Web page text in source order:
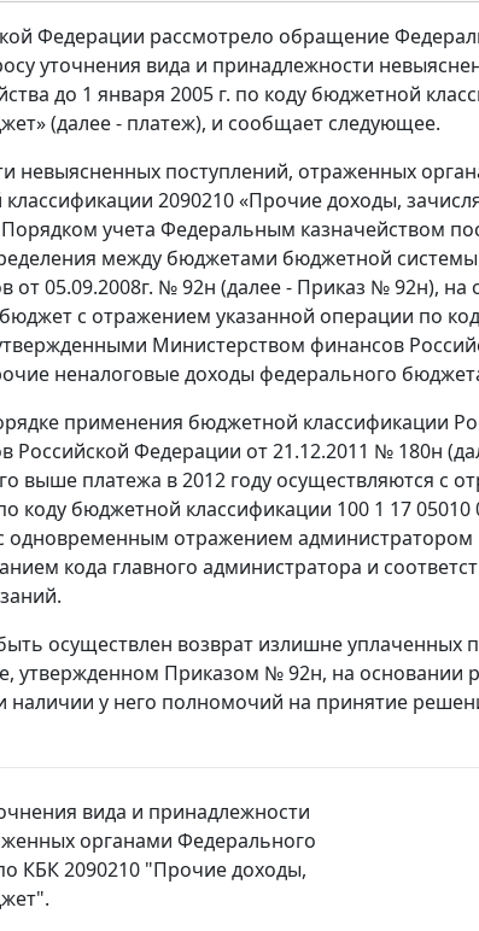
Федерации рассмотрело обращение
уточнения вида и принадлежности
до 1 января 2005 г. по коду бюджетной
(далее - платеж), и сообщает следующее.
невыясненных поступлений, отраженных
классификации 2090210 «Прочие доходы,
Порядком учета Федеральным казначейством
между бюджетами бюджетной
от 05.09.2008г. № 92н (далее - Приказ № 92н),
с отражением указанной операции по
Министерством финансов
неналоговые доходы федерального
применения бюджетной классификации
Российской Федерации от 21.12.2011 № 180н
выше платежа в 2012 году осуществляются с
коду бюджетной классификации 100 1 17
отражением администратором
кода главного администратора и
осуществлен возврат излишне уплаченных
утвержденном Приказом № 92н, на основании
наличии у него полномочий на принятие
вида и принадлежности
органами Федерального
КБК 2090210 "Прочие доходы,